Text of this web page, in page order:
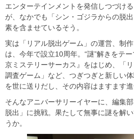
エンターテインメントを発信しつづけ
が、なかでも「シン・ゴジラからの脱
素を含ませているそう。
実は「リアル脱出ゲーム」の運営、制
は、今年で設立10周年。“謎”解きをテ
京ミステリーサーカス』をはじめ、「
調査ゲーム」など、つぎつぎと新しい
を世に送りだし、その内容はますます進
そんなアニバーサリーイヤーに、編集
脱出」に挑戦。果たして無事に謎を解
うか。